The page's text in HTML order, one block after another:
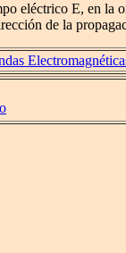
eléctrico E, en la
de la